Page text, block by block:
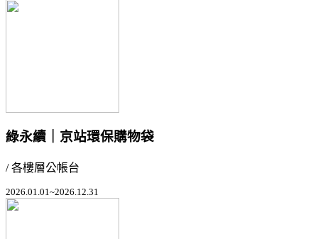
綠永續｜京站環保購物袋
/ 各樓層公帳台
2026.01.01~2026.12.31